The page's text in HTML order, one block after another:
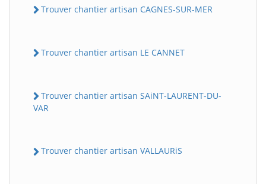
Trouver chantier artisan CAGNES-SUR-MER
Trouver chantier artisan LE CANNET
Trouver chantier artisan SAiNT-LAURENT-DU-
VAR
Trouver chantier artisan VALLAURiS